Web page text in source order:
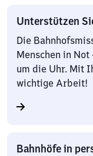
Unterstützen
Die
Menschen in
um die Uhr. Mit
wichtige Arbeit!
Bahnhöfe in